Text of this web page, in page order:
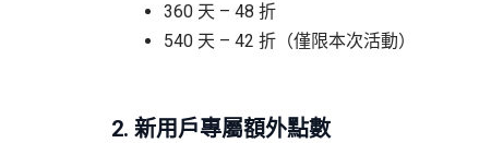
360 天 – 48 折
540 天 – 42 折（僅限本次活動）
2. 新用戶專屬額外點數